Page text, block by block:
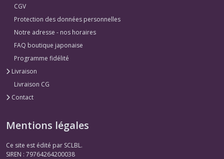
CGV
Protection des données personnelles
Notre adresse - nos horaires
FAQ boutique japonaise
Programme fidélité
Livraison
Livraison CG
Contact
Mentions légales
Ce site est édité par SCLBL.
SIREN : 79764264200038